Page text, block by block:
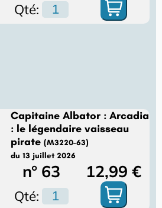
Qté:
Capitaine Albator : Arcadia
: le légendaire vaisseau
pirate(M3220-63)
du 13 juillet 2026
n° 63 12,99 €
Qté: